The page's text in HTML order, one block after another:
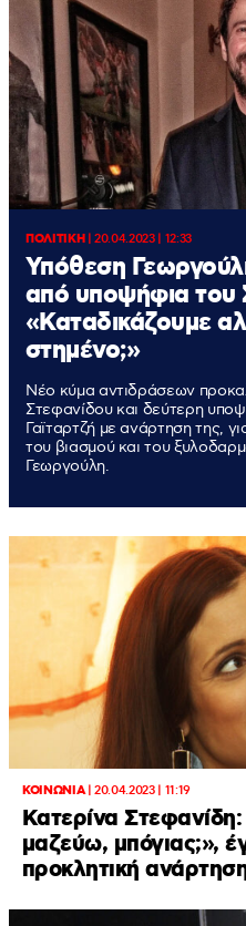
ΠΟΛΙΤΙΚΗ|20.04.2023 | 12:33
Υπόθεση
από υποψήφια
«Καταδικάζουμε
στημένο;»
Νέο κύμα αντιδράσεων
Στεφανίδου και δεύτερη
Γαϊταρτζή με ανάρτηση της,
του βιασμού και του
Γεωργούλη.
ΚΟΙΝΩΝΙΑ|20.04.2023 | 11:19
Κατερίνα Στεφανίδη:
μαζεύω, μπόγιας;»,
προκλητική